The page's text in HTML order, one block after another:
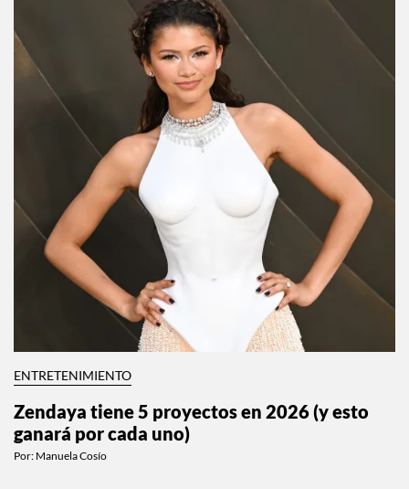
ENTRETENIMIENTO
Zendaya tiene 5 proyectos en 2026 (y esto
ganará por cada uno)
Por: Manuela Cosío